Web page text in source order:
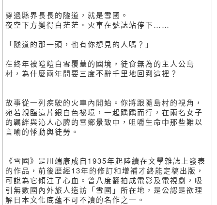
穿過縣界長長的隧道，就是雪國。
夜空下方變得白茫茫。火車在號誌站停下……
「隧道的那一頭，也有你想見的人嗎？」
在終年被皚皚白雪覆蓋的國境，徒食無為的主人公島
村，為什麼兩年間要三度不辭千里地回到這裡？
故事從一列疾駛的火車內開始。你將跟隨島村的視角，
宛若親臨這片銀白色祕境，一起踽踽而行，在兩名女子
的羈絆與沁人心脾的雪鄉景致中，咀嚼生命中那些難以
言喻的悸動與徒勞。
《雪國》是川端康成自1935年起陸續在文學雜誌上發表
的作品，前後歷經13年的修訂和增補才終能定稿出版，
可說為它傾注了心血。曾八度翻拍成電影及電視劇，吸
引無數國內外旅人造訪「雪國」所在地，是公認是欲理
解日本文化底蘊不可不讀的名作之一。